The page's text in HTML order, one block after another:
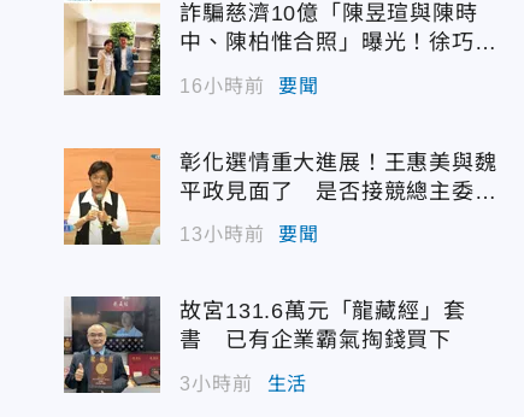
詐騙慈濟10億「陳昱瑄與陳時
中、陳柏惟合照」曝光！徐巧芯
震撼出手
16小時前 要聞
彰化選情重大進展！王惠美與魏
平政見面了 是否接競總主委態
度曝光
13小時前 要聞
故宮131.6萬元「龍藏經」套
書 已有企業霸氣掏錢買下
3小時前 生活